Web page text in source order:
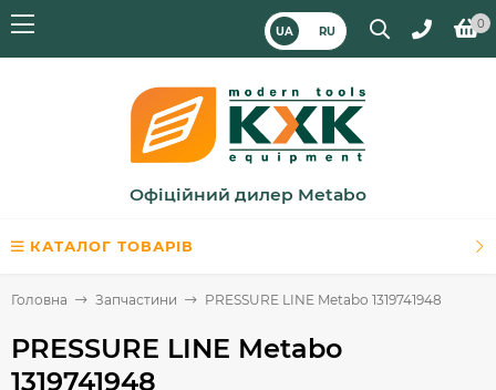
UA RU
0
Офіційний дилер Metabo
КАТАЛОГ ТОВАРІВ
Головна Запчастини PRESSURE LINE Metabo 1319741948
PRESSURE LINE Metabo
1319741948